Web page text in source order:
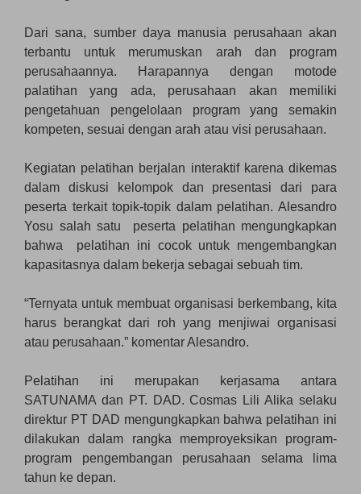
Dari sana, sumber daya manusia perusahaan akan
terbantu untuk merumuskan arah dan program
perusahaannya. Harapannya dengan motode
palatihan yang ada, perusahaan akan memiliki
pengetahuan pengelolaan program yang semakin
kompeten, sesuai dengan arah atau visi perusahaan.
Kegiatan pelatihan berjalan interaktif karena dikemas
dalam diskusi kelompok dan presentasi dari para
peserta terkait topik-topik dalam pelatihan. Alesandro
Yosu salah satu peserta pelatihan mengungkapkan
bahwa pelatihan ini cocok untuk mengembangkan
kapasitasnya dalam bekerja sebagai sebuah tim.
“Ternyata untuk membuat organisasi berkembang, kita
harus berangkat dari roh yang menjiwai organisasi
atau perusahaan.” komentar Alesandro.
Pelatihan ini merupakan kerjasama antara
SATUNAMA dan PT. DAD. Cosmas Lili Alika selaku
direktur PT DAD mengungkapkan bahwa pelatihan ini
dilakukan dalam rangka memproyeksikan program-
program pengembangan perusahaan selama lima
tahun ke depan.